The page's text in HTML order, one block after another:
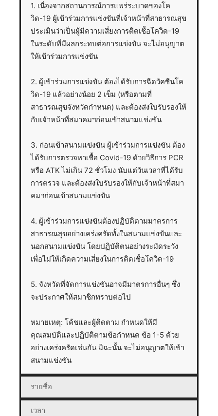
1. เนื่องจากสถานการณ์การแพร่ระบาดของโค
วิด-19 ผู้เข้าร่วมการแข่งขันที่เจ้าหน้าที่สาธารณสุข
ประเมินว่าเป็นผู้มีความเสี่ยงการติดเชื้อโควิด-19
ในระดับที่มีผลกระทบต่อการแข่งขัน จะไม่อนุญาต
ให้เข้าร่วมการแข่งขัน
2. ผู้เข้าร่วมการแข่งขัน ต้องได้รับการฉีดวัคซีนโค
วิด-19 แล้วอย่างน้อย 2 เข็ม (หรือตามที่
สาธารณสุขจังหวัดกำหนด) และต้องส่งใบรับรองให้
กับเจ้าหน้าที่สมาคมฯก่อนเข้าสนามแข่งขัน
3. ก่อนเข้าสนามแข่งขัน ผู้เข้าร่วมการแข่งขัน ต้อง
ได้รับการตรวจหาเชื้อ Covid-19 ด้วยวิธีการ PCR
หรือ ATK ไม่เกิน 72 ชั่วโมง นับแต่วันเวลาที่ได้รับ
การตรวจ และต้องส่งใบรับรองให้กับเจ้าหน้าที่สมา
คมฯก่อนเข้าสนามแข่งขัน
4. ผู้เข้าร่วมการแข่งขันต้องปฏิบัติตามมาตรการ
สาธารณสุขอย่างเคร่งครัดทั้งในสนามแข่งขันและ
นอกสนามแข่งขัน โดยปฏิบัติตนอย่างระมัดระวัง
เพื่อไม่ให้เกิดความเสี่ยงในการติดเชื้อโควิด-19
5. จังหวัดที่จัดการแข่งขันอาจมีมาตรการอื่นๆ ซึ่ง
จะประกาศให้สมาชิกทราบต่อไป
หมายเหตุ: โค้ชและผู้ติดตาม กำหนดให้มี
คุณสมบัติและปฏิบัติตามข้อกำหนด ข้อ 1-5 ด้วย
อย่างเคร่งครัดเช่นกัน มิฉะนั้น จะไม่อนุญาตให้เข้า
สนามแข่งขัน
รายชื่อ
เวลา